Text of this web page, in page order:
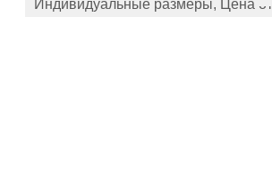
Индивидуальные размеры, Цена от